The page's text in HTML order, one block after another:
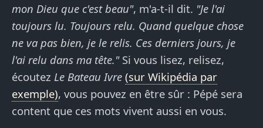
mon Dieu que c'est beau", m'a-t-il dit. "Je l'ai
toujours lu. Toujours relu. Quand quelque chose
ne va pas bien, je le relis. Ces derniers jours, je
l'ai relu dans ma tête."Si vous lisez, relisez,
écoutez Le Bateau Ivre (sur Wikipédia par
exemple), vous pouvez en être sûr : Pépé sera
content que ces mots vivent aussi en vous.